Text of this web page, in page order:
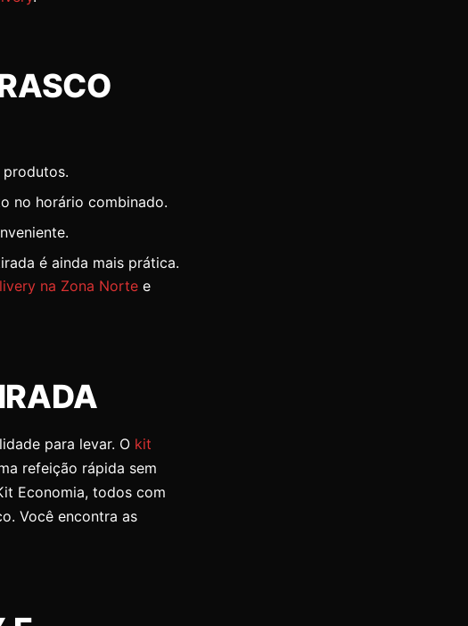
no horário combinado.
é ainda mais prática.
na Zona Norte e
para levar. O kit
refeição rápida sem
Economia, todos com
Você encontra as